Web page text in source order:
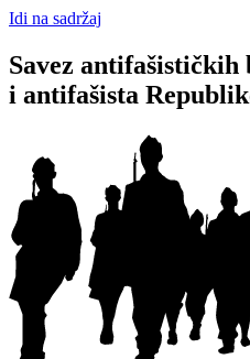
Idi na sadržaj
Savez antifašističkih
i antifašista